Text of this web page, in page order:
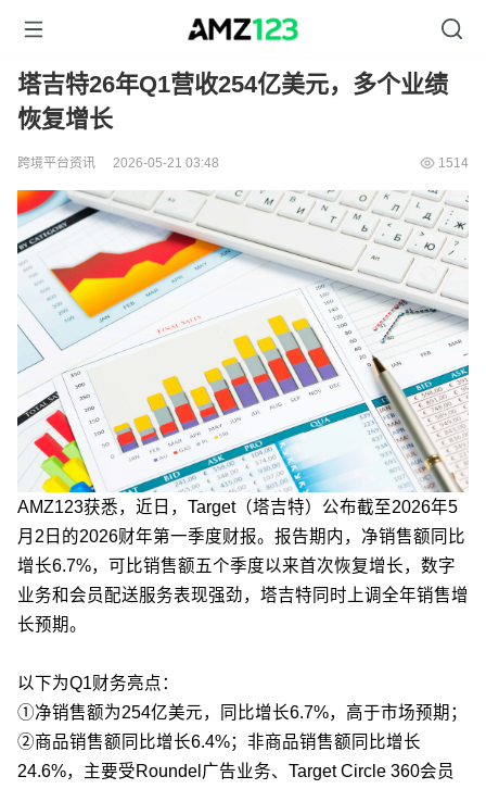
塔吉特26年Q1营收254亿美元，多个业绩
恢复增长
跨境平台资讯 2026-05-21 03:48 1514
AMZ123获悉，近日，Target（塔吉特）公布截至2026年5
月2日的2026财年第一季度财报。报告期内，净销售额同比
增长6.7%，可比销售额五个季度以来首次恢复增长，数字
业务和会员配送服务表现强劲，塔吉特同时上调全年销售增
长预期。
以下为Q1财务亮点：
①净销售额为254亿美元，同比增长6.7%，高于市场预期；
②商品销售额同比增长6.4%；非商品销售额同比增长
24.6%，主要受Roundel广告业务、Target Circle 360会员